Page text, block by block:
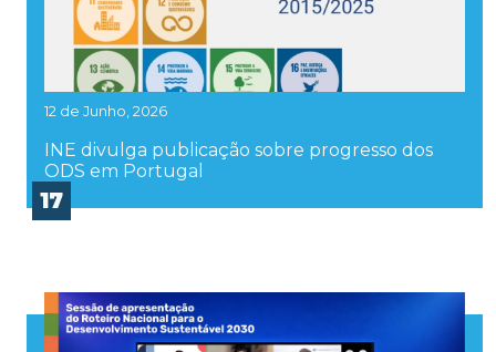
12 de Junho, 2026
INE divulga publicação sobre progresso dos
ODS em Portugal
17